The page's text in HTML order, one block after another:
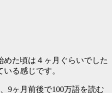
た頃は４ヶ月ぐらいでした
る感じです。
9ヶ月前後で100万語を読む